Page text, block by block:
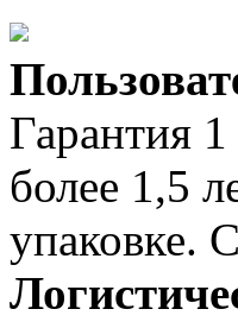
Гарантия
более 1,5
упаковке.